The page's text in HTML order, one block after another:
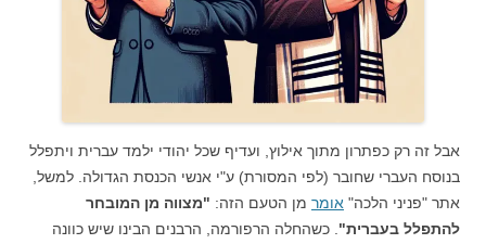
אבל זה רק כפתרון מתוך אילוץ, ועדיף שכל יהודי ילמד עברית ויתפלל
בנוסח העברי שחובר (לפי המסורת) ע"י אנשי הכנסת הגדולה. למשל,
אתר "פניני הלכה" אומר מן הטעם הזה: "מצווה מן המובחר
להתפלל בעברית" . כשהחלה הרפורמה, הרבנים הבינו שיש כוונה